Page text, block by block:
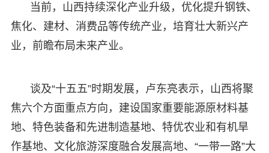
当前，山西持续深化产业升级，优化提升钢铁、
焦化、建材、消费品等传统产业，培育壮大新兴产
业，前瞻布局未来产业。
谈及“十五五”时期发展，卢东亮表示，山西将聚
焦六个方面重点方向，建设国家重要能源原材料基
地、特色装备和先进制造基地、特优农业和有机旱
作基地、文化旅游深度融合发展高地、“一带一路”大